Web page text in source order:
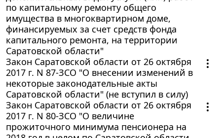
по капитальному ремонту общего
имущества в многоквартирном доме,
финансируемых за счет средств фонда
капитального ремонта, на территории
Саратовской области"
Закон Саратовской области от 26 октября
2017 г. N 87-ЗСО "О внесении изменений в
некоторые законодательные акты
Саратовской области" (не вступил в силу)
Закон Саратовской области от 26 октября
2017 г. N 80-ЗСО "О величине
прожиточного минимума пенсионера на